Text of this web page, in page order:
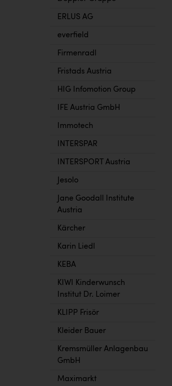
ERLUS AG
everfield
Firmenradl
Fristads Austria
HIG Infomotion Group
IFE Austria GmbH
Immotech
INTERSPAR
INTERSPORT Austria
Jesolo
Jane Goodall Institute
Austria
Kärcher
Karin Liedl
KEBA
KIWI Kinderwunsch
Institut Dr. Loimer
KLIPP Frisör
Kleider Bauer
Kremsmüller Anlagenbau
GmbH
Maximarkt